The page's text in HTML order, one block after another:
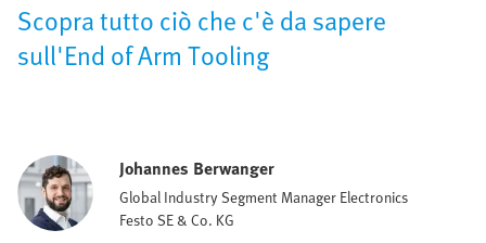
Scopra tutto ciò che c'è da sapere
sull'End of Arm Tooling
Johannes Berwanger
Global Industry Segment Manager Electronics
Festo SE & Co. KG